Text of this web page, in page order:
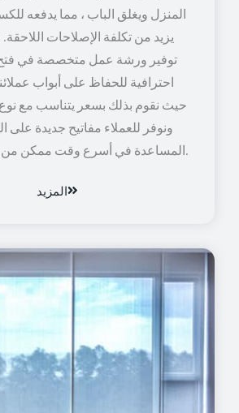
المنزل ويغلق الباب ، مما يدفعه
يزيد من تكلفة الإصلاحات
توفير ورشة عمل متخصصة في فتح
احترافية للحفاظ على أبواب
حيث نقوم بذلك بسعر يتناسب مع
ونوفر للعملاء مفاتيح جديدة على
المساعدة في أسرع وقت ممكن من قبل الفنيين لدينا.
المزيد